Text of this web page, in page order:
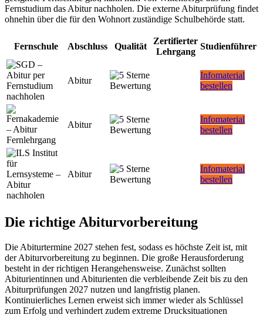
Fernstudium das Abitur nachholen. Die externe Abiturprüfung findet
ohnehin über die für den Wohnort zuständige Schulbehörde statt.
Fernschule Abschluss Qualität
Zertifierter
Lehrgang
Studienführer
Abitur
Infomaterial
bestellen
Abitur
Infomaterial
bestellen
Abitur
Infomaterial
bestellen
Die richtige Abiturvorbereitung
Die Abiturtermine 2027 stehen fest, sodass es höchste Zeit ist, mit
der Abiturvorbereitung zu beginnen. Die große Herausforderung
besteht in der richtigen Herangehensweise. Zunächst sollten
Abiturientinnen und Abiturienten die verbleibende Zeit bis zu den
Abiturprüfungen 2027 nutzen und langfristig planen.
Kontinuierliches Lernen erweist sich immer wieder als Schlüssel
zum Erfolg und verhindert zudem extreme Drucksituationen